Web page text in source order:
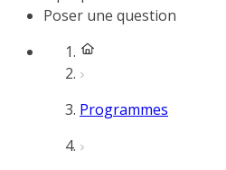
Poser une question
Programmes